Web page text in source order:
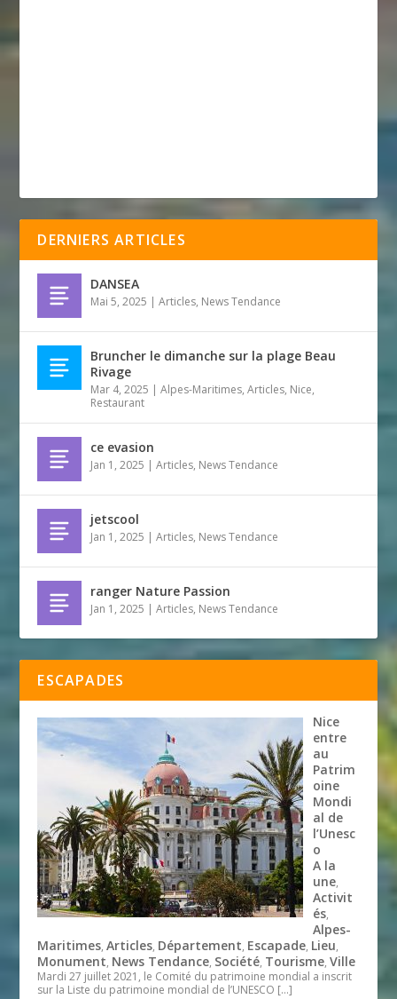
DERNIERS ARTICLES
DANSEA
Mai 5, 2025 |Articles, News Tendance
Bruncher le dimanche sur la plage Beau
Rivage
Mar 4, 2025 |Alpes-Maritimes,Articles, Nice,
Restaurant
ce evasion
Jan 1, 2025 |Articles, News Tendance
jetscool
Jan 1, 2025 |Articles, News Tendance
ranger Nature Passion
Jan 1, 2025 |Articles, News Tendance
ESCAPADES
Nice
entre
au
Patrim
oine
Mondi
al de
l’Unesc
o
A la
une,
Activit
és,
Alpes-
Maritimes,Articles, Département, Escapade, Lieu,
Monument, News Tendance, Société, Tourisme,Ville
Mardi 27 juillet 2021, le Comité du patrimoine mondial a inscrit
sur la Liste du patrimoine mondial de l’UNESCO […]